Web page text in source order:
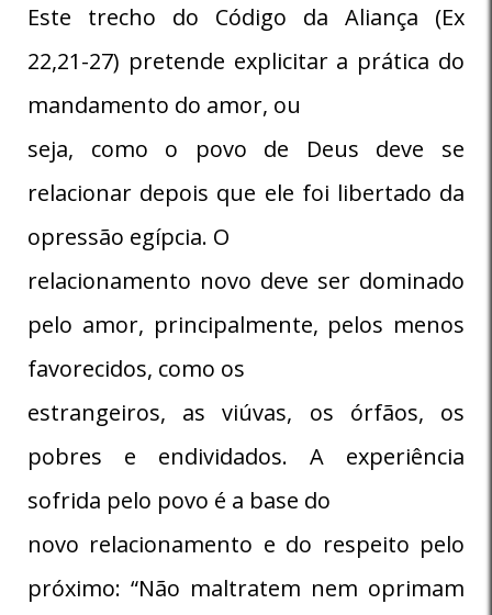
Este trecho do Código da Aliança (Ex
22,21-27) pretende explicitar a prática do
mandamento do amor, ou
seja, como o povo de Deus deve se
relacionar depois que ele foi libertado da
opressão egípcia. O
relacionamento novo deve ser dominado
pelo amor, principalmente, pelos menos
favorecidos, como os
estrangeiros, as viúvas, os órfãos, os
pobres e endividados. A experiência
sofrida pelo povo é a base do
novo relacionamento e do respeito pelo
próximo: “Não maltratem nem oprimam